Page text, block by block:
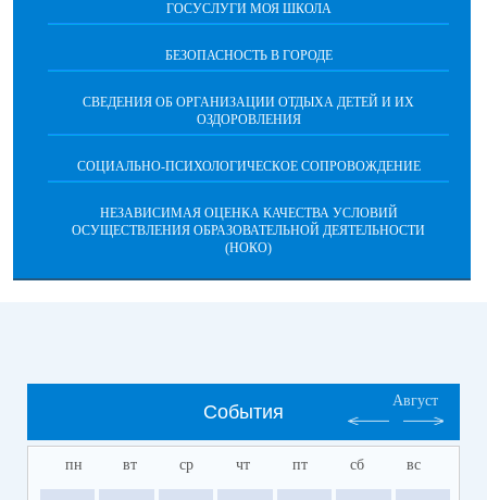
ГОСУСЛУГИ МОЯ ШКОЛА
БЕЗОПАСНОСТЬ В ГОРОДЕ
СВЕДЕНИЯ ОБ ОРГАНИЗАЦИИ ОТДЫХА ДЕТЕЙ И ИХ
ОЗДОРОВЛЕНИЯ
СОЦИАЛЬНО-ПСИХОЛОГИЧЕСКОЕ СОПРОВОЖДЕНИЕ
НЕЗАВИСИМАЯ ОЦЕНКА КАЧЕСТВА УСЛОВИЙ
ОСУЩЕСТВЛЕНИЯ ОБРАЗОВАТЕЛЬНОЙ ДЕЯТЕЛЬНОСТИ
(НОКО)
События
Август
пн вт ср чт пт сб вс